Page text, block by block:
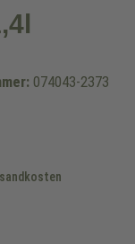
074043-2373